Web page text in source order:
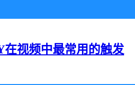
视频中最常用的触发